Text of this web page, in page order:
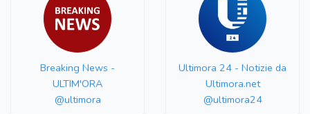
Breaking News -
ULTIM'ORA
@ultimora
Ultimora 24 - Notizie da
Ultimora.net
@ultimora24